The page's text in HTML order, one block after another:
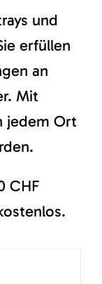
und
erfüllen
an
Mit
jedem Ort
CHF